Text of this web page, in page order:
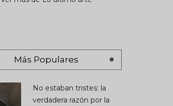
Más Populares
No estaban tristes: la
verdadera razón por la